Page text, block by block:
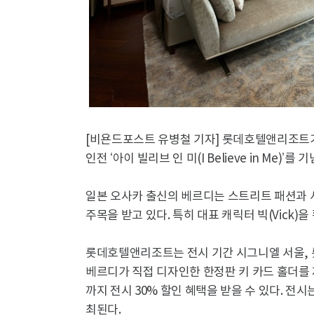
[비욘드포스트 유병철 기자] 롯데호텔앤리조
인전 ‘아이 빌리브 인 미(I Believe in Me)’를
일본 오사카 출신의 베르디는 스트리트 패션
주목을 받고 있다. 특히 대표 캐릭터 빅(Vick)
롯데호텔앤리조트는 전시 기간 시그니엘 서울
베르디가 직접 디자인한 한정판 키 카드 홀더
까지 전시 30% 할인 혜택을 받을 수 있다. 전
최된다.